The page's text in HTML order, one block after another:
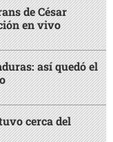
de César
en vivo
así quedó el
cerca del